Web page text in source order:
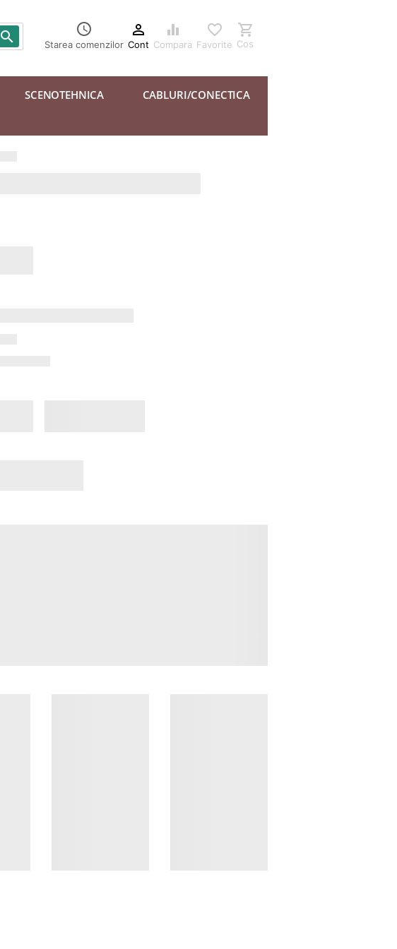
 
Starea comenzilor

Cont

Compara

Favorite

Cos
SCENOTEHNICA
CABLURI/CONECTICA